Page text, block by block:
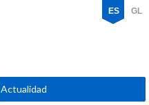
ES GL
Actualidad